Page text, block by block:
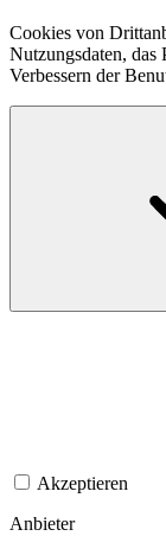
Cookies von
Nutzungsdaten, das
Verbessern der
Akzeptieren
Anbieter